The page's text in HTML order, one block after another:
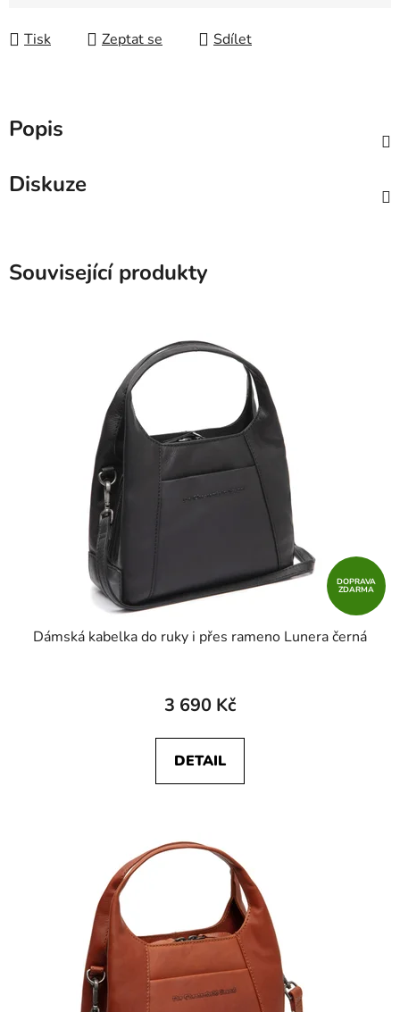
Tisk Zeptat se Sdílet
Popis
Diskuze
Související produkty
DOPRAVA
ZDARMA
Dámská kabelka do ruky i přes rameno Lunera černá
3 690 Kč
DETAIL